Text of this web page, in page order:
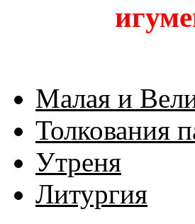
Малая и
Толкования
Утреня
Литургия